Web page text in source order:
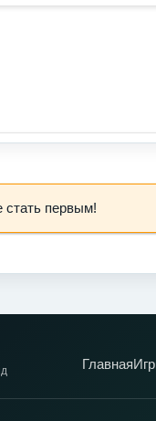
стать первым!
Главная